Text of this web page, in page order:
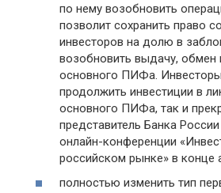
по нему возобновить
позволит сохранить право
инвесторов на долю в
возобновить выдачу, обмен
основного ПИФа. Инвесторы
продолжить инвестиции в
основного ПИФа, так и
представитель Банка
онлайн-конференции
российском рынке» в конце
полностью изменить тип